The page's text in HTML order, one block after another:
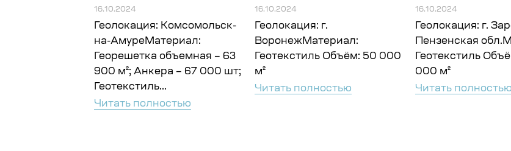
16.10.2024
Геолокация: Комсомольск-
на-АмуреМатериал:
Георешетка объемная – 63
900 м²; Анкера – 67 000 шт;
Геотекстиль...
Читать полностью
16.10.2024
Геолокация: г.
ВоронежМатериал:
Геотекстиль Объём: 50 000
м²
Читать полностью
16.10.2024
Геолокация: г.
Пензенская
Геотекстиль
000 м²
Читать полностью